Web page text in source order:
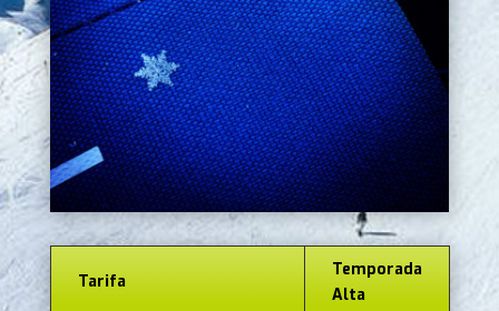
Tarifa
Temporada
Alta